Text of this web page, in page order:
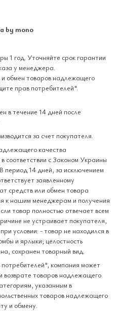
by mono
1 год. Уточняйте срок гарантии
у менеджера.
обмен товаров надлежащего
прав потребителей".
в течение 14 дней после
за счет покупателя.
качества
соответствии с Законом Украины
14 дней, за исключением
заявленному
средств или обмен товара
к нашим менеджерам и получения
товар полностью отвечает всем
не устраивает покупателя,
условии: - товар не находился в
и ярлыки; целостность
сохранен товарный вид.
компания может
возврате товаров надлежащего
указанным в
товаров надлежащего
и обмену.